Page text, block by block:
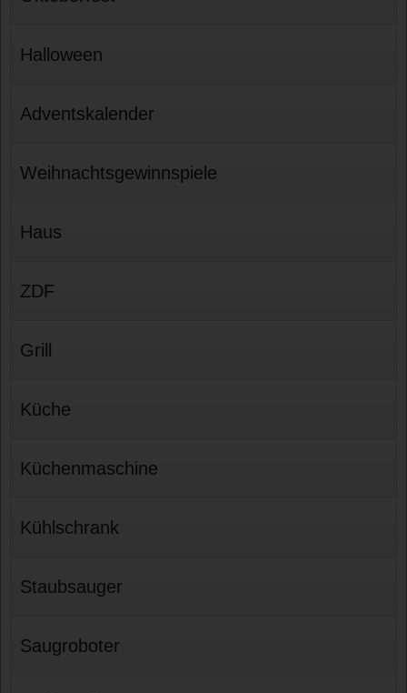
Halloween
Adventskalender
Weihnachtsgewinnspiele
Haus
ZDF
Grill
Küche
Küchenmaschine
Kühlschrank
Staubsauger
Saugroboter